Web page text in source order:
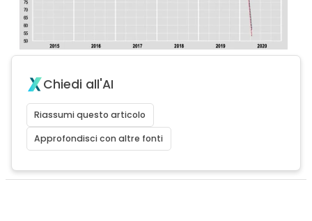
Chiedi all'AI
Riassumi questo articolo
Approfondisci con altre fonti